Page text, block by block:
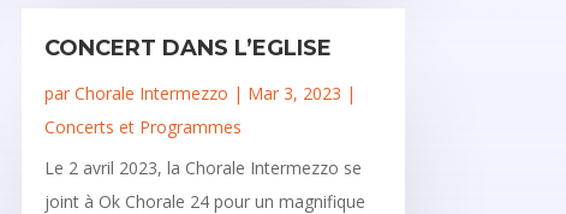
CONCERT DANS L’EGLISE
par Chorale Intermezzo | Mar 3, 2023 |
Concerts et Programmes
Le 2 avril 2023, la Chorale Intermezzo se
joint à Ok Chorale 24 pour un magnifique